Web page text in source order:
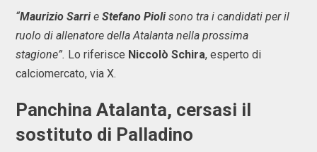
“Maurizio Sarrie Stefano Piolisono tra i candidati per il
ruolo di allenatore della Atalanta nella prossima
stagione”. Lo riferisce Niccolò Schira, esperto di
calciomercato, via X.
Panchina Atalanta, cersasi il
sostituto di Palladino